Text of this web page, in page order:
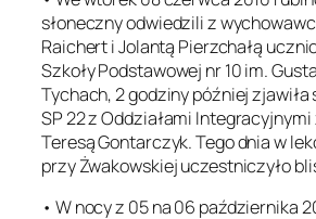
słoneczny odwiedzili z
Raichert i Jolantą Pierzchałą
Szkoły Podstawowej nr 10 im.
Tychach, 2 godziny później zjawiła
SP 22 z Oddziałami
Teresą Gontarczyk. Tego dnia w
przy Żwakowskiej uczestniczyło
• W nocy z 05 na 06 października